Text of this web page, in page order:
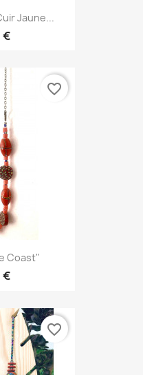
Jaune...
€
Coast"
€
favorite_border
favorite_border